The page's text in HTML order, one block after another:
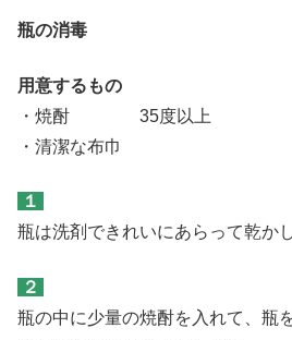
瓶の消毒
用意するもの
・焼酎 35度以上
・清潔な布巾
１
瓶は洗剤できれいにあらって乾か
２
瓶の中に少量の焼酎を入れて、瓶